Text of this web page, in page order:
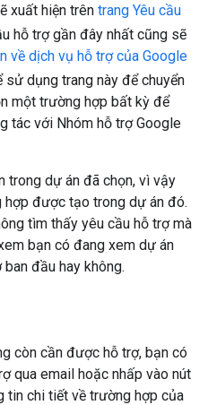
xuất hiện trên trang Yêu cầu
hỗ trợ gần đây nhất cũng sẽ
về dịch vụ hỗ trợ của Google
sử dụng trang này để chuyển
một trường hợp bất kỳ để
tác với Nhóm hỗ trợ Google
trong dự án đã chọn, vì vậy
được tạo trong dự án đó.
tìm thấy yêu cầu hỗ trợ mà
bạn có đang xem dự án
đầu hay không.
còn cần được hỗ trợ, bạn có
qua email hoặc nhấp vào nút
tin chi tiết về trường hợp của